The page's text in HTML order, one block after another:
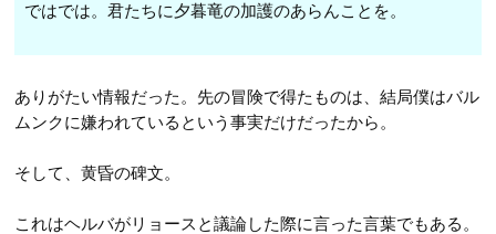
第20話
第22話
ではでは。君たちに夕暮竜の加護のあらんことを。
ありがたい情報だった。先の冒険で得たものは、結局僕はバル
ムンクに嫌われているという事実だけだったから。
そして、黄昏の碑文。
これはヘルバがリョースと議論した際に言った言葉でもある。